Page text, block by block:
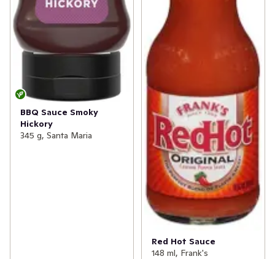
BBQ Sauce Smoky
Hickory
345 g, Santa Maria
Red Hot Sauce
148 ml, Frank's